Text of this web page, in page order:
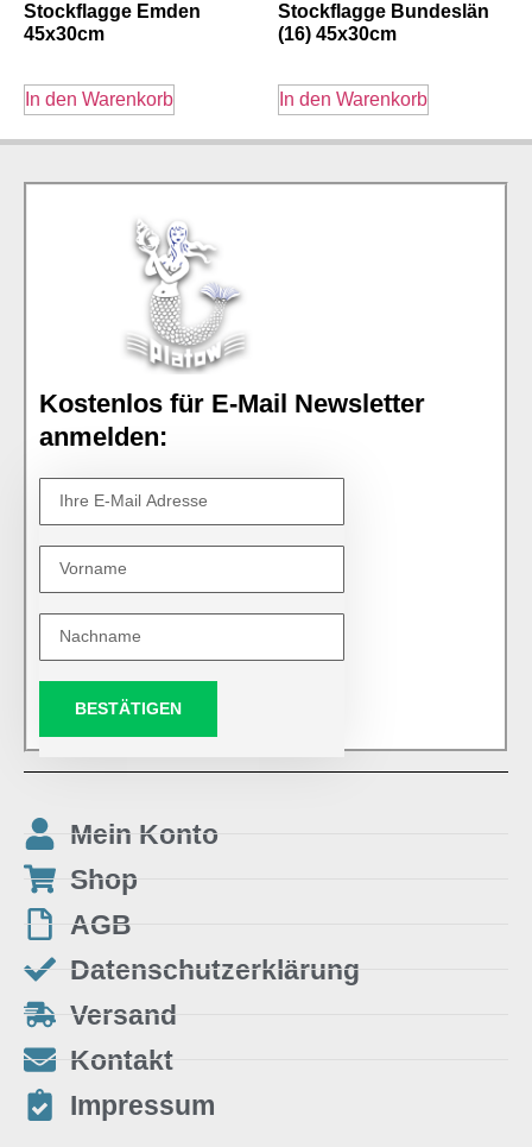
Stockflagge Emden
45x30cm
In den Warenkorb
Stockflagge Bundeslän
(16) 45x30cm
In den Warenkorb
Kostenlos für E-Mail Newsletter
anmelden:
BESTÄTIGEN
Mein Konto
Shop
AGB
Datenschutzerklärung
Versand
Kontakt
Impressum